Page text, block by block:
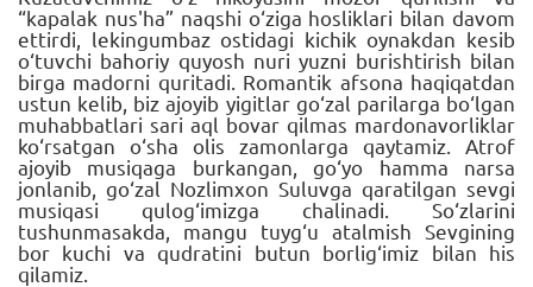
“kapalak nus'ha” naqshi o‘ziga hosliklari bilan davom
ettirdi, lekingumbaz ostidagi kichik oynakdan kesib
o‘tuvchi bahoriy quyosh nuri yuzni burishtirish bilan
birga madorni quritadi. Romantik afsona haqiqatdan
ustun kelib, biz ajoyib yigitlar go‘zal parilarga bo‘lgan
muhabbatlari sari aql bovar qilmas mardonavorliklar
ko‘rsatgan o‘sha olis zamonlarga qaytamiz. Atrof
ajoyib musiqaga burkangan, go‘yo hamma narsa
jonlanib, go‘zal Nozlimxon Suluvga qaratilgan sevgi
musiqasi qulog‘imizga chalinadi. So‘zlarini
tushunmasakda, mangu tuyg‘u atalmish Sevgining
bor kuchi va qudratini butun borlig‘imiz bilan his
qilamiz.